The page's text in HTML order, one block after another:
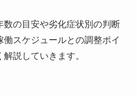
数の目安や劣化症状別の判断
スケジュールとの調整ポイ
説していきます。